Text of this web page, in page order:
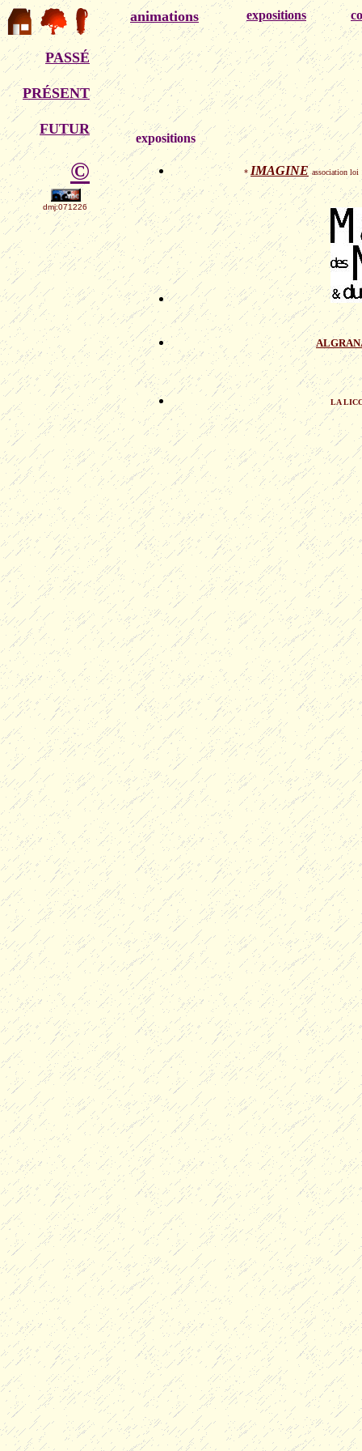
animations expositions
PASSÉ
PRÉSENT
FUTUR
expositions
© * IMAGINE association loi
LA
dmj:071226